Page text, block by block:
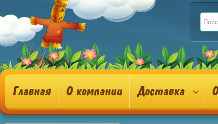
6
Главная О компании Доставка